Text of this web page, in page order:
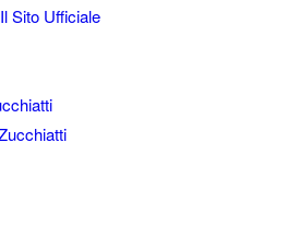
Sito Ufficiale